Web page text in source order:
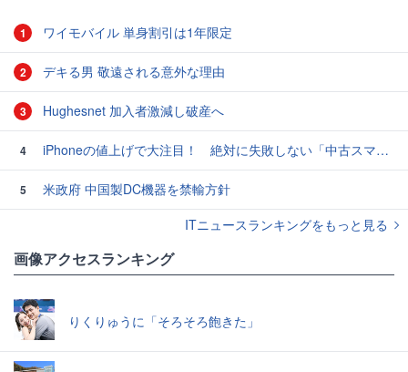
1 ワイモバイル 単身割引は1年限定
2 デキる男 敬遠される意外な理由
3 Hughesnet 加入者激減し破産へ
4 iPhoneの値上げで大注目！ 絶対に失敗しない「中古スマホ」の売り方＆買い方
5
米政府 中国製DC機器を禁輸方針
ITニュースランキングをもっと見る
画像アクセスランキング
りくりゅうに「そろそろ飽きた」